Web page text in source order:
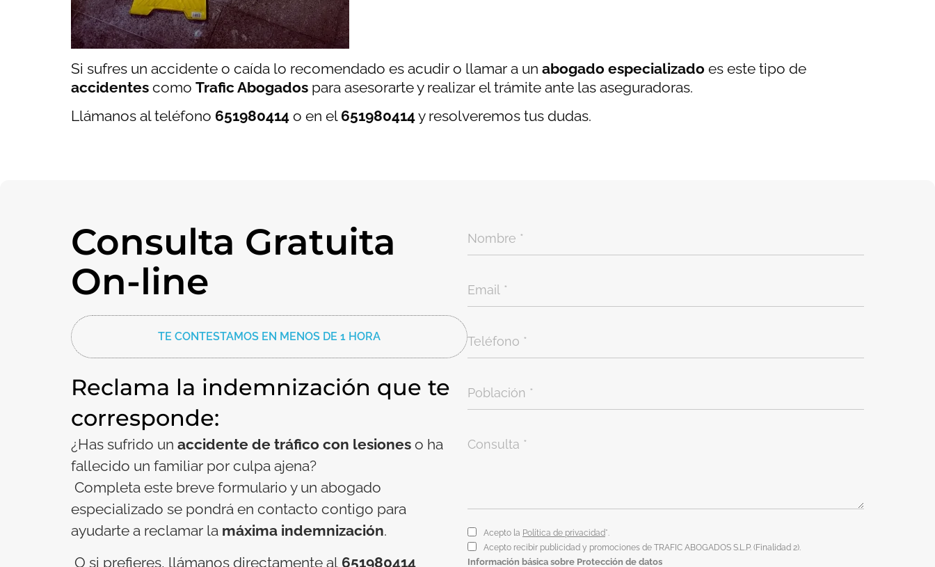
Si sufres un accidente o caída lo recomendado es acudir o llamar a un abogado especializado es este tipo de
accidentes como Trafic Abogados para asesorarte y realizar el trámite ante las aseguradoras.
Llámanos al teléfono 651980414 o en el 651980414y resolveremos tus dudas.
Consulta Gratuita
On-line
TE CONTESTAMOS EN MENOS DE 1 HORA
Reclama la indemnización que te
corresponde:
¿Has sufrido un accidente de tráfico con lesiones o ha
fallecido un familiar por culpa ajena?
Completa este breve formulario y un abogado
especializado se pondrá en contacto contigo para
ayudarte a reclamar la máxima indemnización.
O si prefieres, llámanos directamente al 651980414
Acepto la Política de privacidad*.
Acepto recibir publicidad y promociones de TRAFIC ABOGADOS S.L.P. (Finalidad 2).
Información básica sobre Protección de datos